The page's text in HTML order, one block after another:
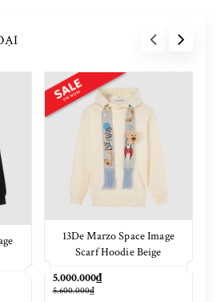
13De Marzo Space Image
Scarf Hoodie Beige
5.000.000₫
5.600.000₫